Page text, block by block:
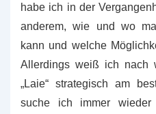
habe ich in der
anderem, wie und wo
kann und welche
Allerdings weiß ich
„Laie“ strategisch am
suche ich immer wieder